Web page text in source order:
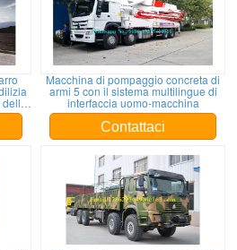
dello
Macchina di pompaggio concreta di
armi 5 con il sistema multilingue di
interfaccia uomo-macchina
Contattaci